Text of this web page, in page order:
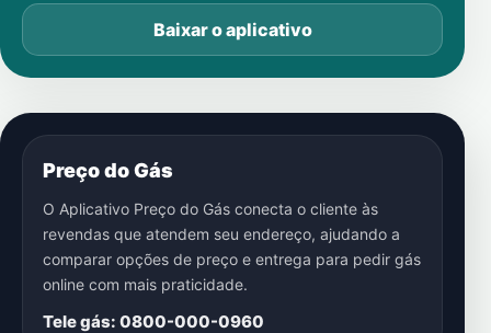
Baixar o aplicativo
Preço do Gás
O Aplicativo Preço do Gás conecta o cliente às
revendas que atendem seu endereço, ajudando a
comparar opções de preço e entrega para pedir gás
online com mais praticidade.
Tele gás: 0800-000-0960